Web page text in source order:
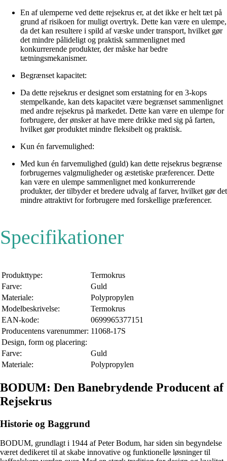
En af ulemperne ved dette rejsekrus er, at det ikke er helt tæt på
grund af risikoen for muligt overtryk. Dette kan være en ulempe,
da det kan resultere i spild af væske under transport, hvilket gør
det mindre pålideligt og praktisk sammenlignet med
konkurrerende produkter, der måske har bedre
tætningsmekanismer.
Begrænset kapacitet:
Da dette rejsekrus er designet som erstatning for en 3-kops
stempelkande, kan dets kapacitet være begrænset sammenlignet
med andre rejsekrus på markedet. Dette kan være en ulempe for
forbrugere, der ønsker at have mere drikke med sig på farten,
hvilket gør produktet mindre fleksibelt og praktisk.
Kun én farvemulighed:
Med kun én farvemulighed (guld) kan dette rejsekrus begrænse
forbrugernes valgmuligheder og æstetiske præferencer. Dette
kan være en ulempe sammenlignet med konkurrerende
produkter, der tilbyder et bredere udvalg af farver, hvilket gør det
mindre attraktivt for forbrugere med forskellige præferencer.
Specifikationer
Produkttype:
Termokrus
Farve:
Guld
Materiale:
Polypropylen
Modelbeskrivelse:
Termokrus
EAN-kode:
0699965377151
Producentens varenummer: 11068-17S
Design, form og placering:
Farve:
Guld
Materiale:
Polypropylen
BODUM: Den Banebrydende Producent af
Rejsekrus
Historie og Baggrund
BODUM, grundlagt i 1944 af Peter Bodum, har siden sin begyndelse
været dedikeret til at skabe innovative og funktionelle løsninger til